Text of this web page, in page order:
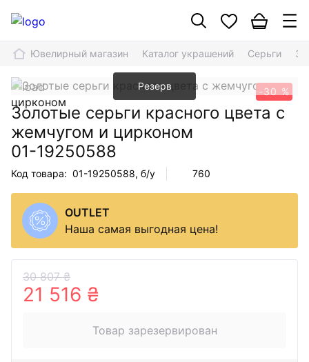
Ювелирный магазин Каталог украшений Серьги
-30 %
Резерв
Золотые серьги красного цвета с
жемчугом и цирконом
01-19250588
Код товара: 01-19250588, б/у 760
OUTLET
Наша самая выгодная цена!
30 807 ₴
21 516 ₴
Товар зарезервирован